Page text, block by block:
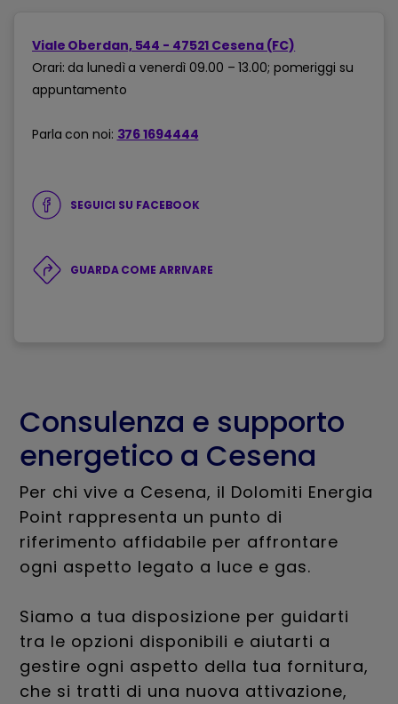
Viale Oberdan, 544 - 47521 Cesena (FC)
Orari: da lunedì a venerdì 09.00 – 13.00; pomeriggi su
appuntamento
Parla con noi: 376 1694444
SEGUICI SU FACEBOOK
GUARDA COME ARRIVARE
Consulenza e supporto
energetico a Cesena
Per chi vive a Cesena, il Dolomiti Energia
Point rappresenta un punto di
riferimento affidabile per affrontare
ogni aspetto legato a luce e gas.
Siamo a tua disposizione per guidarti
tra le opzioni disponibili e aiutarti a
gestire ogni aspetto della tua fornitura,
che si tratti di una nuova attivazione,